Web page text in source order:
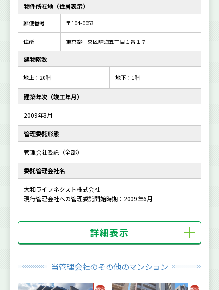
物件所在地（住居表示）
郵便番号 〒104-0053
住所 東京都中央区晴海五丁目１番１７
建物階数
地上 ：20階 地下：1階
建築年次（竣工年月）
2009年3月
管理委託形態
管理会社委託（全部）
委託管理会社名
大和ライフネクスト株式会社
現行管理会社への管理委託開始時期：2009年6月
詳細表示
当管理会社のその他のマンション